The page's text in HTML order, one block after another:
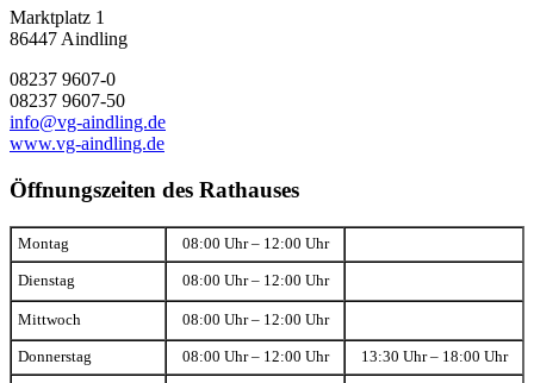
Marktplatz 1
86447 Aindling
08237 9607-0
08237 9607-50
info@vg-aindling.de
www.vg-aindling.de
Öffnungszeiten des Rathauses
Montag 08:00 Uhr – 12:00 Uhr
Dienstag 08:00 Uhr – 12:00 Uhr
Mittwoch 08:00 Uhr – 12:00 Uhr
Donnerstag 08:00 Uhr – 12:00 Uhr 13:30 Uhr – 18:00 Uhr